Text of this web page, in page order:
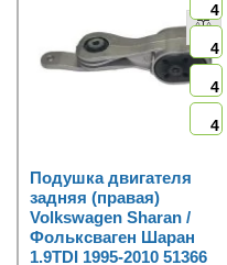
4
4
4
4
Подушка двигателя
задняя (правая)
Volkswagen Sharan /
Фольксваген Шаран
1.9TDI 1995-2010 51366